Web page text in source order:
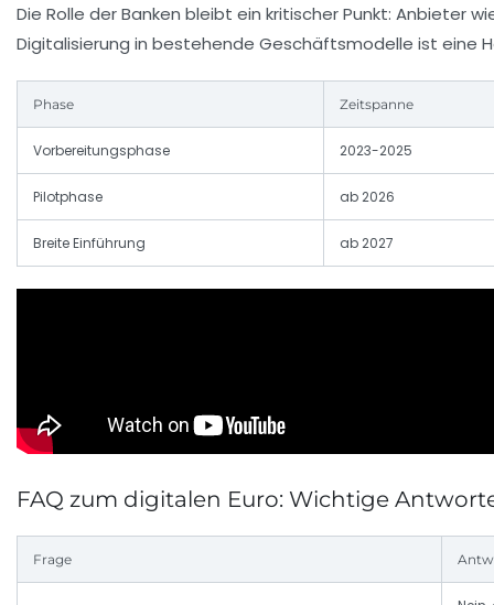
Die Rolle der Banken bleibt ein kritischer Punkt: Anbieter
Digitalisierung in bestehende Geschäftsmodelle ist eine
Phase Zeitspanne
Vorbereitungsphase 2023-2025
Pilotphase ab 2026
Breite Einführung ab 2027
FAQ zum digitalen Euro: Wichtige
Frage